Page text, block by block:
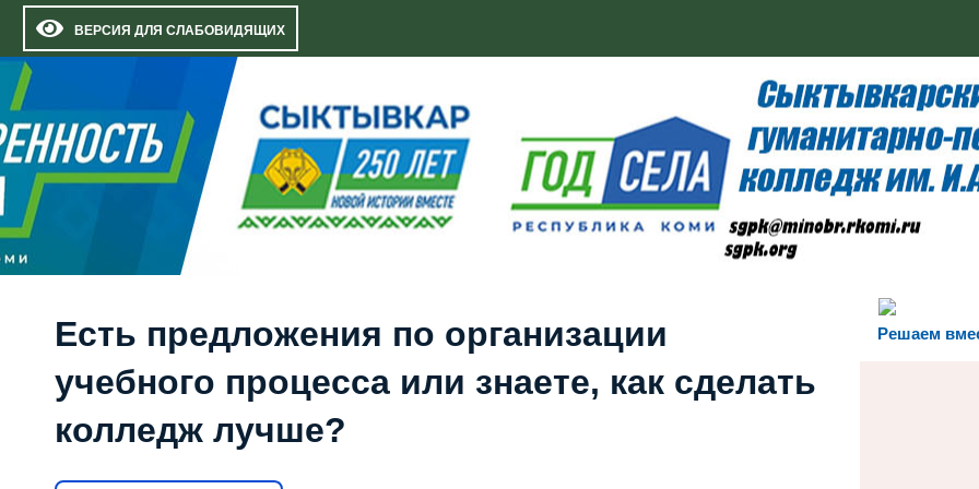
ВЕРСИЯ ДЛЯ СЛАБОВИДЯЩИХ
Решаем
Есть предложения по организации
учебного процесса или знаете, как сделать
колледж лучше?